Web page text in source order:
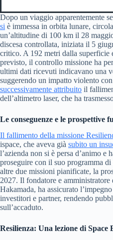
Dopo un viaggio apparentemente
si è immessa in orbita lunare,
un’altitudine di 100 km il 28
discesa controllata, iniziata il 5
critico. A 192 metri dalla superficie
previsto, il controllo missione ha
ultimi dati ricevuti indicavano una
suggerendo un impatto violento
successivamente attribuito il
dell’altimetro laser, che ha
Le conseguenze e le prospettive
Il fallimento della missione
ispace, che aveva già subito un
l’azienda non si è persa d’animo e
proseguire con il suo programma
altre due missioni pianificate, la
2027. Il fondatore e amministratore
Hakamada, ha assicurato
investitori e partner, rendendo
sull’accaduto.
Resilienza: Una lezione di Space